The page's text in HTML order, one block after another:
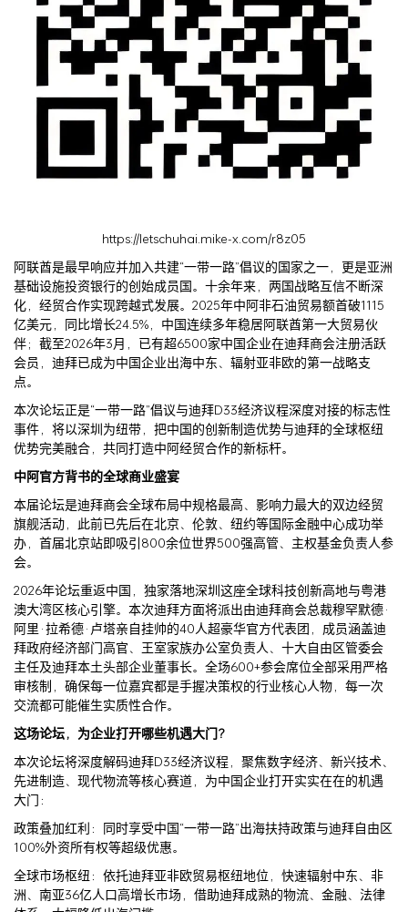
https://letschuhai.mike-x.com/r8z05
阿联酋是最早响应并加入共建“一带一路”倡议的国家之一，更是亚洲
基础设施投资银行的创始成员国。十余年来，两国战略互信不断深
化，经贸合作实现跨越式发展。2025年中阿非石油贸易额首破1115
亿美元，同比增长24.5%，中国连续多年稳居阿联酋第一大贸易伙
伴；截至2026年3月，已有超6500家中国企业在迪拜商会注册活跃
会员，迪拜已成为中国企业出海中东、辐射亚非欧的第一战略支
点。
本次论坛正是“一带一路”倡议与迪拜D33经济议程深度对接的标志性
事件，将以深圳为纽带，把中国的创新制造优势与迪拜的全球枢纽
优势完美融合，共同打造中阿经贸合作的新标杆。
中阿官方背书的全球商业盛宴
本届论坛是迪拜商会全球布局中规格最高、影响力最大的双边经贸
旗舰活动，此前已先后在北京、伦敦、纽约等国际金融中心成功举
办，首届北京站即吸引800余位世界500强高管、主权基金负责人参
会。
2026年论坛重返中国，独家落地深圳这座全球科技创新高地与粤港
澳大湾区核心引擎。本次迪拜方面将派出由迪拜商会总裁穆罕默德·
阿里·拉希德·卢塔亲自挂帅的40人超豪华官方代表团，成员涵盖迪
拜政府经济部门高官、王室家族办公室负责人、十大自由区管委会
主任及迪拜本土头部企业董事长。全场600+参会席位全部采用严格
审核制，确保每一位嘉宾都是手握决策权的行业核心人物，每一次
交流都可能催生实质性合作。
这场论坛，为企业打开哪些机遇大门？
本次论坛将深度解码迪拜D33经济议程，聚焦数字经济、新兴技术、
先进制造、现代物流等核心赛道，为中国企业打开实实在在的机遇
大门：
政策叠加红利：同时享受中国“一带一路”出海扶持政策与迪拜自由区
100%外资所有权等超级优惠。
全球市场枢纽：依托迪拜亚非欧贸易枢纽地位，快速辐射中东、非
洲、南亚36亿人口高增长市场，借助迪拜成熟的物流、金融、法律